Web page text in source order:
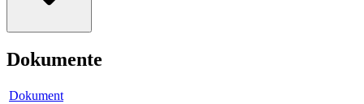
Dokumente
Dokument